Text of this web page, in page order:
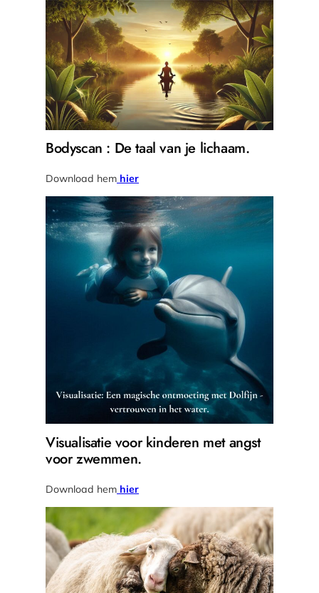
Bodyscan : De taal van je lichaam.
Download hem hier
Visualisatie voor kinderen met angst
voor zwemmen.
Download hem hier